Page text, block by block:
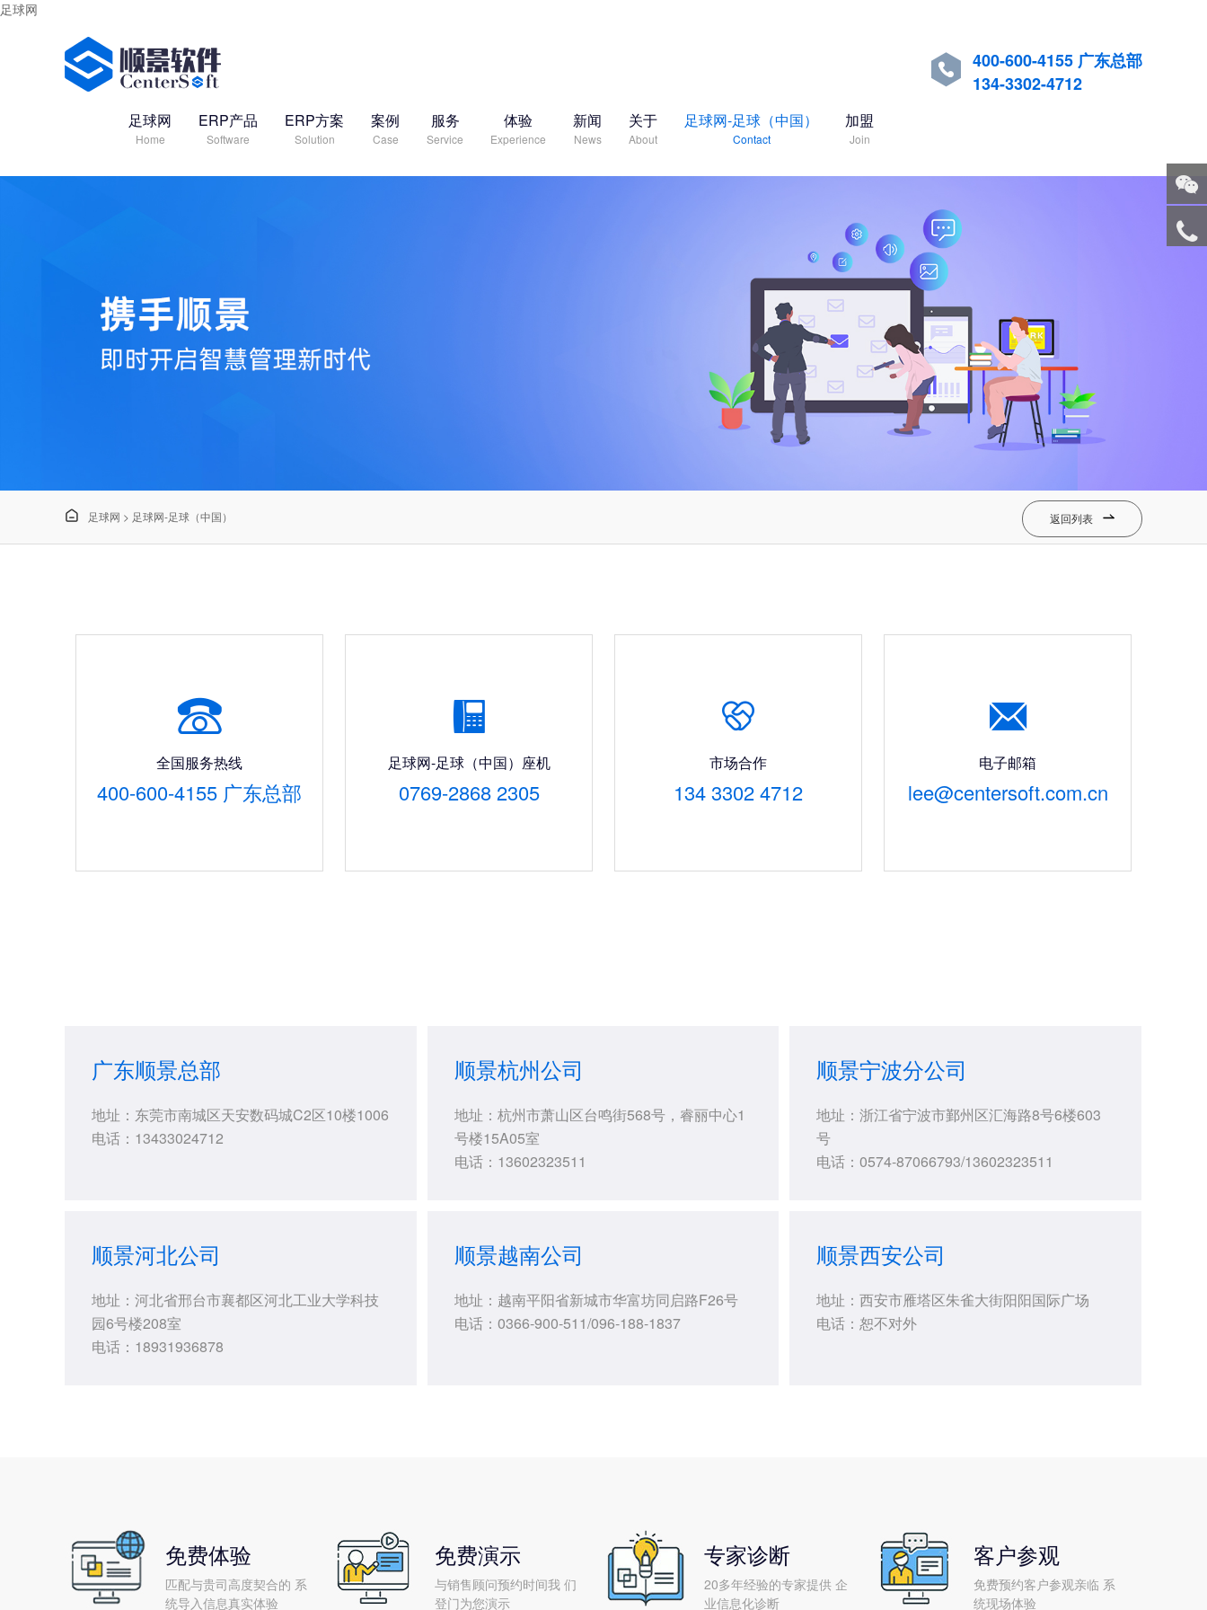
足球网

400-600-4155 广东总部
134-3302-4712
足球网
Home
ERP产品
Software
ERP方案
Solution
案例
Case
服务
Service
体验
Experience
新闻
News
关于
About
足球网-足球（中国）
Contact
加盟
Join
 足球网 > 足球网-足球（中国） 返回列表 

全国服务热线
400-600-4155 广东总部

足球网-足球（中国）座机
0769-2868 2305

市场合作
134 3302 4712

电子邮箱
lee@centersoft.com.cn
广东顺景总部
地址：东莞市南城区天安数码城C2区10楼1006
电话：13433024712
顺景杭州公司
地址：杭州市萧山区台鸣街568号，睿丽中心1
号楼15A05室
电话：13602323511
顺景宁波分公司
地址：浙江省宁波市鄞州区汇海路8号6楼603
号
电话：0574-87066793/13602323511
顺景河北公司
地址：河北省邢台市襄都区河北工业大学科技
园6号楼208室
电话：18931936878
顺景越南公司
地址：越南平阳省新城市华富坊同启路F26号
电话：0366-900-511/096-188-1837
顺景西安公司
地址：西安市雁塔区朱雀大街阳阳国际广场
电话：恕不对外
免费体验
匹配与贵司高度契合的 系
统导入信息真实体验
免费演示
与销售顾问预约时间我 们
登门为您演示
专家诊断
20多年经验的专家提供 企
业信息化诊断
客户参观
免费预约客户参观亲临 系
统现场体验
微信